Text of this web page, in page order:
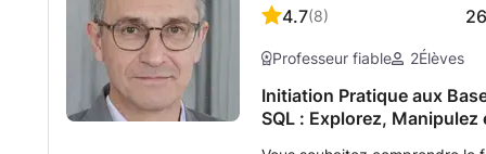
4.7(8)
Professeur fiable 2Élèves
Initiation Pratique aux
SQL : Explorez,